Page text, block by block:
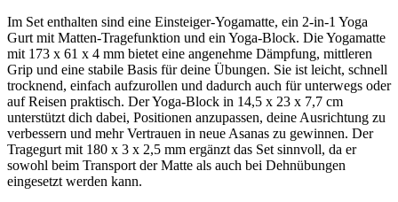
Im Set enthalten sind eine Einsteiger-Yogamatte, ein 2-in-1 Yoga
Gurt mit Matten-Tragefunktion und ein Yoga-Block. Die Yogamatte
mit 173 x 61 x 4 mm bietet eine angenehme Dämpfung, mittleren
Grip und eine stabile Basis für deine Übungen. Sie ist leicht, schnell
trocknend, einfach aufzurollen und dadurch auch für unterwegs oder
auf Reisen praktisch. Der Yoga-Block in 14,5 x 23 x 7,7 cm
unterstützt dich dabei, Positionen anzupassen, deine Ausrichtung zu
verbessern und mehr Vertrauen in neue Asanas zu gewinnen. Der
Tragegurt mit 180 x 3 x 2,5 mm ergänzt das Set sinnvoll, da er
sowohl beim Transport der Matte als auch bei Dehnübungen
eingesetzt werden kann.